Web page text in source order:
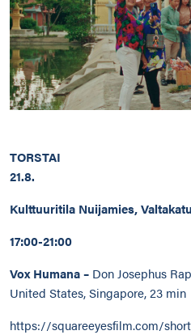
TORSTAI
21.8.
Kulttuuritila Nuijamies,
17:00-21:00
Vox Humana – Don Josephus
United States, Singapore, 23 min
https://squareeyesfilm.com/